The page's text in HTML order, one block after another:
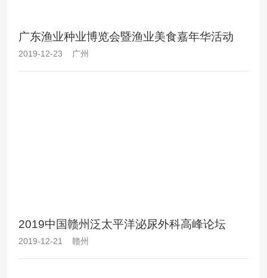
广东渔业种业博览会暨渔业美食嘉年华活动
2019-12-23 广州
2019中国赣州泛太平洋泌尿外科高峰论坛
2019-12-21 赣州